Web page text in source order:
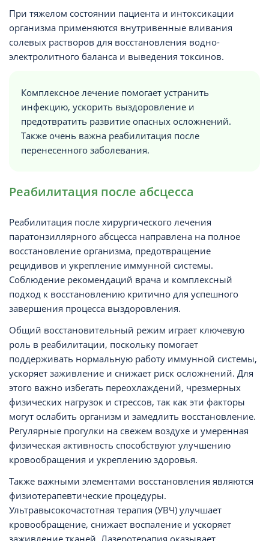
При тяжелом состоянии пациента и интоксикации
организма применяются внутривенные вливания
солевых растворов для восстановления водно-
электролитного баланса и выведения токсинов.
Комплексное лечение помогает устранить
инфекцию, ускорить выздоровление и
предотвратить развитие опасных осложнений.
Также очень важна реабилитация после
перенесенного заболевания.
Реабилитация после абсцесса
Реабилитация после хирургического лечения
паратонзиллярного абсцесса направлена на полное
восстановление организма, предотвращение
рецидивов и укрепление иммунной системы.
Соблюдение рекомендаций врача и комплексный
подход к восстановлению критично для успешного
завершения процесса выздоровления.
Общий восстановительный режим играет ключевую
роль в реабилитации, поскольку помогает
поддерживать нормальную работу иммунной системы,
ускоряет заживление и снижает риск осложнений. Для
этого важно избегать переохлаждений, чрезмерных
физических нагрузок и стрессов, так как эти факторы
могут ослабить организм и замедлить восстановление.
Регулярные прогулки на свежем воздухе и умеренная
физическая активность способствуют улучшению
кровообращения и укреплению здоровья.
Также важными элементами восстановления являются
физиотерапевтические процедуры.
Ультравысокочастотная терапия (УВЧ) улучшает
кровообращение, снижает воспаление и ускоряет
заживление тканей. Лазеротерапия оказывает